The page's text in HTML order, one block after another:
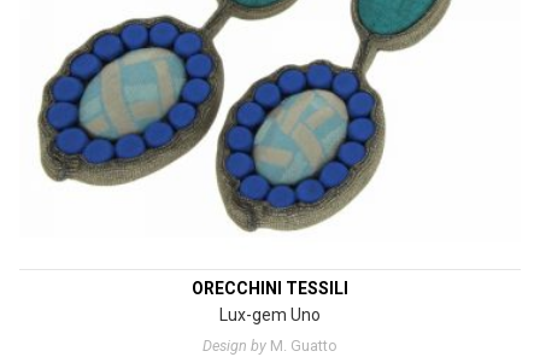
ORECCHINI TESSILI
Lux-gem Uno
Design by M. Guatto